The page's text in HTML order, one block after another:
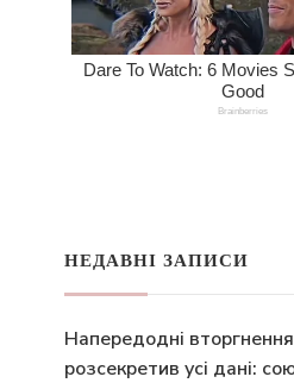
НЕДАВНІ ЗАПИСИ
Напередодні
розсекретив усі дані: